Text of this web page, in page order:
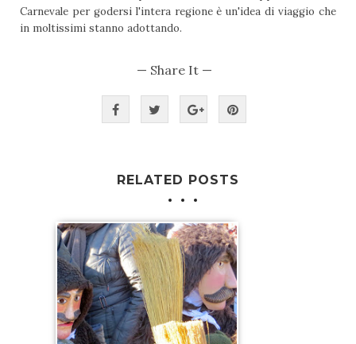
Carnevale per godersi l'intera regione è un'idea di viaggio che
in moltissimi stanno adottando.
— Share It —
RELATED POSTS